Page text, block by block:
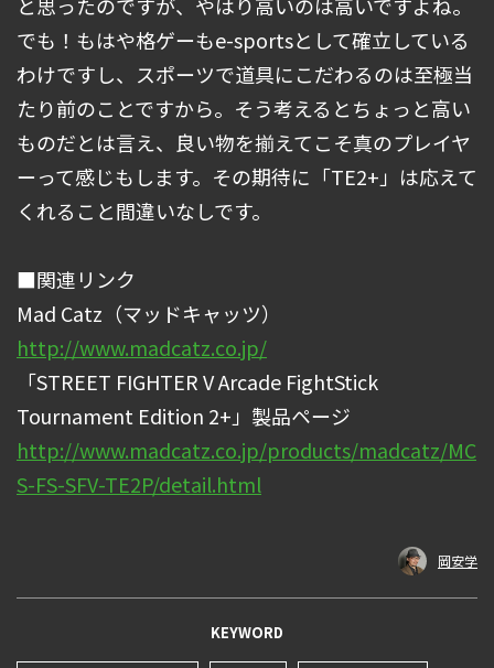
でも！もはや格ゲーもe-sportsとして確立している
わけですし、スポーツで道具にこだわるのは至極当
たり前のことですから。そう考えるとちょっと高い
ものだとは言え、良い物を揃えてこそ真のプレイヤ
ーって感じもします。その期待に「TE2+」は応えて
くれること間違いなしです。
■関連リンク
Mad Catz（マッドキャッツ）
http://www.madcatz.co.jp/
「STREET FIGHTER V Arcade FightStick
Tournament Edition 2+」製品ページ
http://www.madcatz.co.jp/products/madcatz/MC
S-FS-SFV-TE2P/detail.html
岡安学
KEYWORD